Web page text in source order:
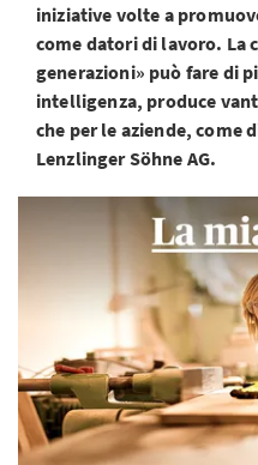
iniziative volte a
come datori di lavoro. La
generazioni» può fare di
intelligenza, produce
che per le aziende, come
Lenzlinger Söhne AG.